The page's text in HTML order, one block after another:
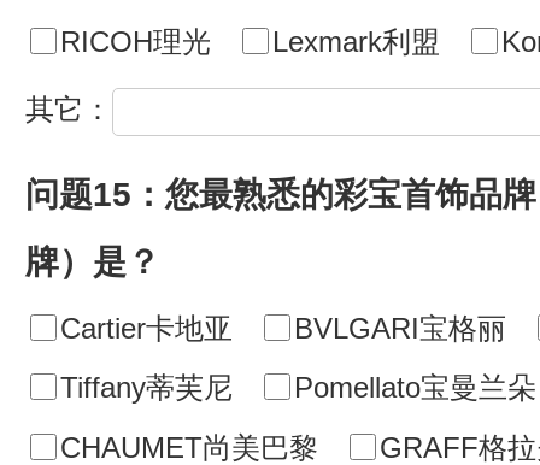
RICOH理光
Lexmark利盟
其它：
问题15：您最熟悉的彩宝首饰品
牌）是？
Cartier卡地亚
BVLGARI宝格丽
Tiffany蒂芙尼
Pomellato宝曼兰朵
CHAUMET尚美巴黎
GRAFF格